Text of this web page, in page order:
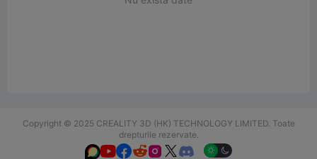
Copyright © 2025 CREALITY 3D (HK) TECHNOLOGY LIMITED. Toate
drepturile rezervate.
  